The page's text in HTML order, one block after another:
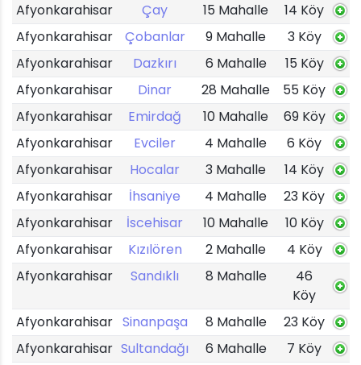
Afyonkarahisar
Çay 15 Mahalle
14 Köy
Afyonkarahisar
Çobanlar 9 Mahalle
3 Köy
Afyonkarahisar
Dazkırı 6 Mahalle
15 Köy
Afyonkarahisar
Dinar 28 Mahalle
55 Köy
Afyonkarahisar
Emirdağ 10 Mahalle
69 Köy
Afyonkarahisar
Evciler 4 Mahalle
6 Köy
Afyonkarahisar
Hocalar 3 Mahalle
14 Köy
Afyonkarahisar
İhsaniye 4 Mahalle
23 Köy
Afyonkarahisar
İscehisar 10 Mahalle
10 Köy
Afyonkarahisar
Kızılören 2 Mahalle
4 Köy
Afyonkarahisar
Sandıklı 8 Mahalle
46
Köy
Afyonkarahisar Sinanpaşa 8 Mahalle
23 Köy
Afyonkarahisar Sultandağı 6 Mahalle
7 Köy